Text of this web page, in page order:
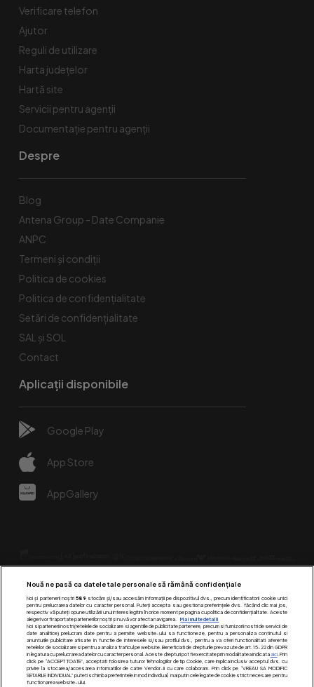
Verificare telefon
Ajutor
Reguli de utilizare
Harta județelor
Hartă site
Servicii pentru agenții
Documentație pentru agenții
Despre
Blog
Antena Group - Date Companie
ANPC
Termeni și condiții
Politica de cookies
Politica de confidențialitate
Setări de confidențialitate
SAL și SOL
Contact
Aplicații disponibile
Google Play
App Store
AppGallery
Urmărește-ne pe:
Nouă ne pasă ca datele tale personale să rămână confidențiale
Noi și partenerii noștri 589stocăm și/sau accesăm informații pe dispozitivul dvs., precum identificatorii cookie unici
pentru prelucrarea datelor cu caracter personal. Puteți accepta sau gestiona preferințele dvs. făcând clic mai jos,
respectiv vă puteți opune utilizării unui interes legitim în orice moment pe pagina cu politica de confidențialitate. Aceste
alegeri vor fi raportate partenerilor noștri și nu vă vor afecta navigarea.
Mai multe detalii
Noi si partenerii nostri (retelele de socializare si agentiile de publicitate partenere, precum si furnizorii nostri de servicii de
date analitice) prelucram date pentru a permite website-ului sa functioneze, pentru a personaliza continutul si
anunturile publicitare afisate in functie de interesele si/sau profilul dvs., pentru a va oferi functionalitati aferente
retelelor de socializare si pentru a analiza traficul pe website. Beneficiati de drepturile prevazute de art. 15-22 din GDPR
in legatura cu prelucrarea datelor cu caracter personal. Aceste drepturi pot fi exercitate prin modalitatea indicataaici. Prin
click pe “ACCEPT TOATE”, acceptati folosirea tuturor Tehnologiilor de tip Cookie, care implica inclusiv acceptul dvs. cu
privire la stocarea/accesarea informatiilor de catre Vendor-ii cu care colaboram. Prin click pe “VREAU SA MODIFIC
SETARILE INDIVIDUAL” puteti schimba preferintele in mod individual, mai putin cele legate de cookie strict necesare pentru
functionarea website-ului.